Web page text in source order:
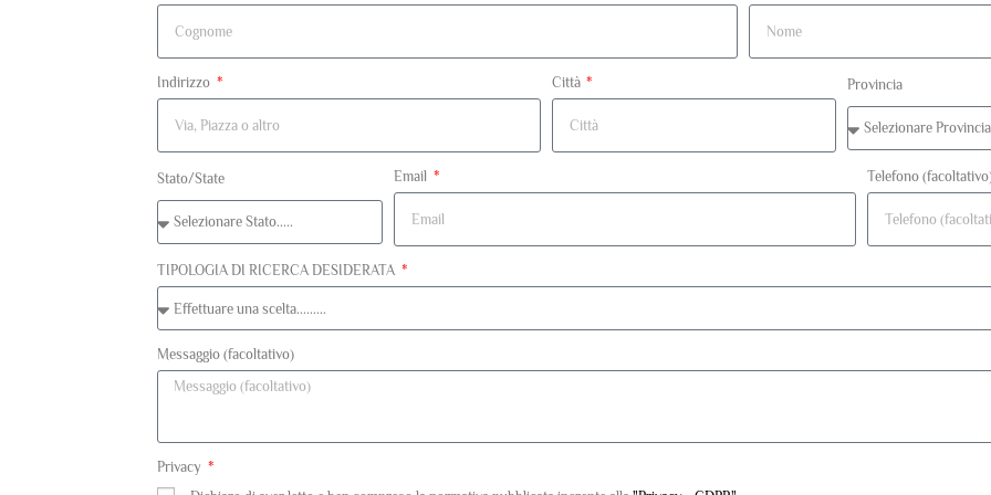
Indirizzo Città Provincia
Stato/State Email Telefono
TIPOLOGIA DI RICERCA DESIDERATA
Messaggio (facoltativo)
Privacy